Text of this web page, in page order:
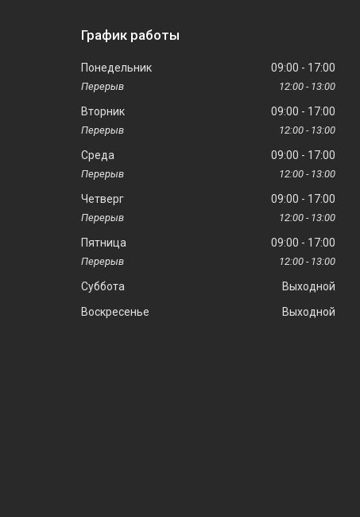
График работы
Понедельник 09:00 17:00
12:00 13:00
Вторник 09:00 17:00
12:00 13:00
Среда 09:00 17:00
12:00 13:00
Четверг 09:00 17:00
12:00 13:00
Пятница 09:00 17:00
12:00 13:00
Суббота
Выходной
Воскресенье
Выходной